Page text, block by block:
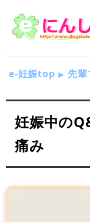
e-妊娠top 先
妊娠中の
痛み